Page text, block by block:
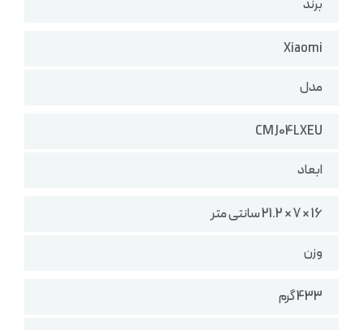
برند
Xiaomi
مدل
CMJ04LXEU
ابعاد
16 × 7 × 21.2 سانتی متر
وزن
433 گرم